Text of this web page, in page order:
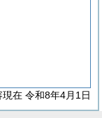
現在 令和8年4月1日